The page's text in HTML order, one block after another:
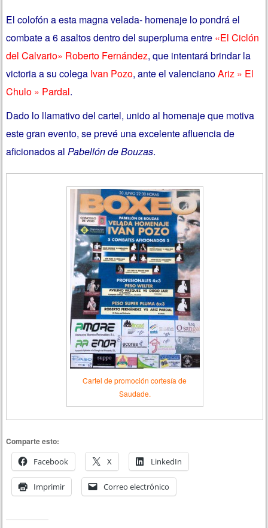
El colofón a esta magna velada- homenaje lo pondrá el
combate a 6 asaltos dentro del superpluma entre «El Ciclón
del Calvario» Roberto Fernández, que intentará brindar la
victoria a su colega Ivan Pozo, ante el valencianoAriz » El
Chulo » Pardal.
Dado lo llamativo del cartel, unido al homenaje que motiva
este gran evento, se prevé una excelente afluencia de
aficionados alPabellón de Bouzas.
Cartel de promoción cortesía de
Saudade.
Comparte esto:
Facebook
X LinkedIn
Imprimir Correo electrónico